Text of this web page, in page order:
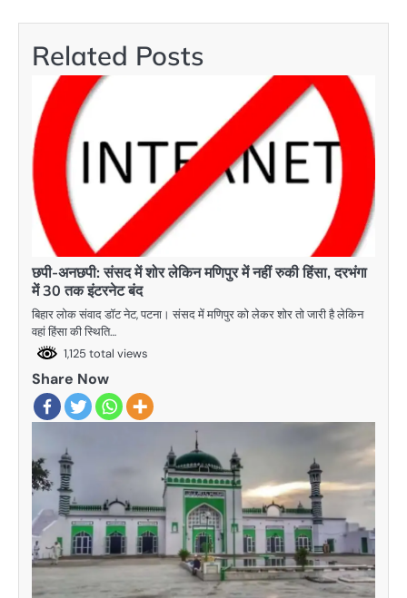
Related Posts
छपी-अनछपी: संसद में शोर लेकिन मणिपुर में नहीं रुकी हिंसा, दरभंगा
में 30 तक इंटरनेट बंद
बिहार लोक संवाद डॉट नेट, पटना। संसद में मणिपुर को लेकर शोर तो जारी है लेकिन
वहां हिंसा की स्थिति…
1,125 total views
Share Now